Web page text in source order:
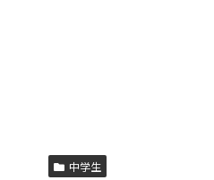
中学生